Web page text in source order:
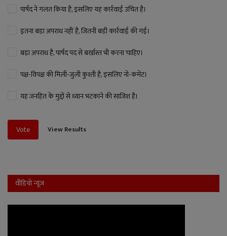
पार्षद ने गलत किया है, इसलिए यह कार्रवाई उचित है।
इतना बड़ा अपराध नहीं है, जितनी बड़ी कार्रवाई की गई।
बड़ा अपराध है, पार्षद पद से बर्खास्त भी करना चाहिए।
पक्ष-विपक्ष की मिली-जुली कुश्ती है, इसलिए नो-कमेंट।
यह जनहित के मुद्दों से ध्यान भटकाने की साजिश है।
Vote View Results
वीडियो न्यूज